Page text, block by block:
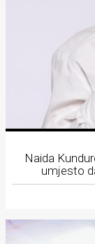
Naida
umjesto